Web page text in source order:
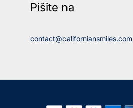
Pišite na
contact@californiansmiles.com